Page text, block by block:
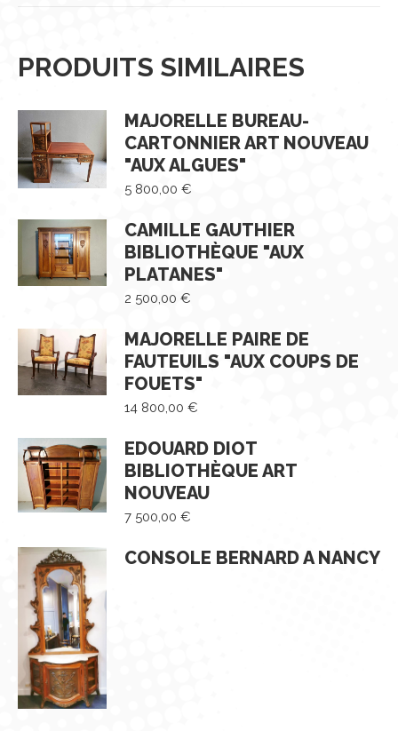
PRODUITS SIMILAIRES
MAJORELLE BUREAU-
CARTONNIER ART NOUVEAU
"AUX ALGUES"
5 800,00 €
CAMILLE GAUTHIER
BIBLIOTHÈQUE "AUX
PLATANES"
2 500,00 €
MAJORELLE PAIRE DE
FAUTEUILS "AUX COUPS DE
FOUETS"
14 800,00 €
EDOUARD DIOT
BIBLIOTHÈQUE ART
NOUVEAU
7 500,00 €
CONSOLE BERNARD A NANCY